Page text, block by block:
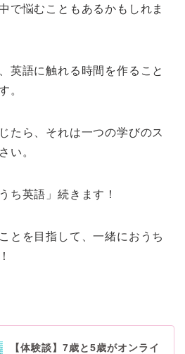
で悩むこともあるかもしれま
英語に触れる時間を作ること
。
たら、それは一つの学びのス
い。
ち英語」続きます！
とを目指して、一緒におうち
【体験談】7歳と5歳がオンライ